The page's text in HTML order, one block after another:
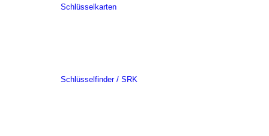
Schlüsselkarten
Schlüsselfinder / SRK